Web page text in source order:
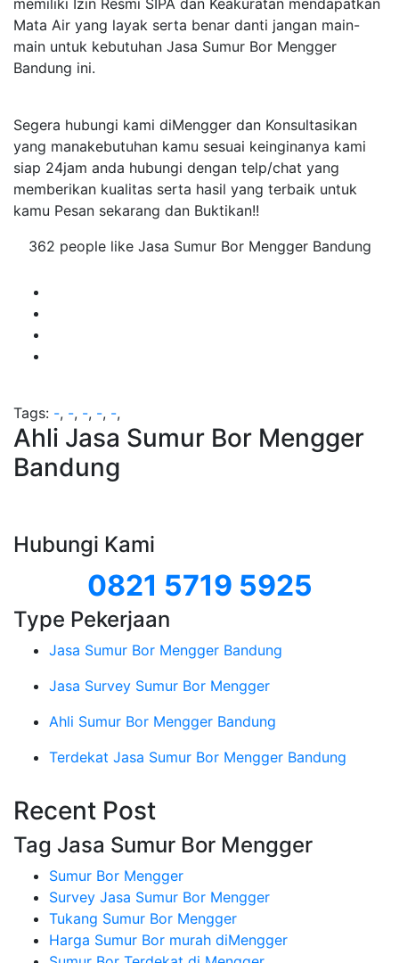
memiliki Izin Resmi SIPA dan Keakuratan mendapatkan
Mata Air yang layak serta benar danti jangan main-
main untuk kebutuhan Jasa Sumur Bor Mengger
Bandung ini.
Segera hubungi kami diMengger dan Konsultasikan
yang manakebutuhan kamu sesuai keinginanya kami
siap 24jam anda hubungi dengan telp/chat yang
memberikan kualitas serta hasil yang terbaik untuk
kamu Pesan sekarang dan Buktikan!!
362 people like Jasa Sumur Bor Mengger Bandung
Tags: -, -, -, -, -,
Ahli Jasa Sumur Bor Mengger
Bandung
Hubungi Kami
0821 5719 5925
Type Pekerjaan
Jasa Sumur Bor Mengger Bandung
Jasa Survey Sumur Bor Mengger
Ahli Sumur Bor Mengger Bandung
Terdekat Jasa Sumur Bor Mengger Bandung
Recent Post
Tag Jasa Sumur Bor Mengger
Sumur Bor Mengger
Survey Jasa Sumur Bor Mengger
Tukang Sumur Bor Mengger
Harga Sumur Bor murah diMengger